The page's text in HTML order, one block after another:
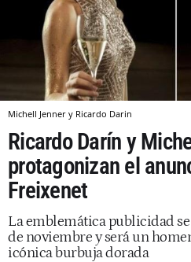
Michell Jenner y Ricardo Darin
Ricardo Darín y
protagonizan el
Freixenet
La emblemática publicidad
de noviembre y será un
icónica burbuja dorada